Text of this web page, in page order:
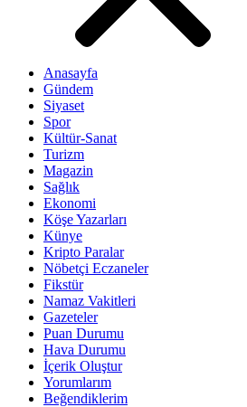
Anasayfa
Gündem
Siyaset
Spor
Kültür-Sanat
Turizm
Magazin
Sağlık
Ekonomi
Köşe Yazarları
Künye
Kripto Paralar
Nöbetçi Eczaneler
Fikstür
Namaz Vakitleri
Gazeteler
Puan Durumu
Hava Durumu
İçerik Oluştur
Yorumlarım
Beğendiklerim